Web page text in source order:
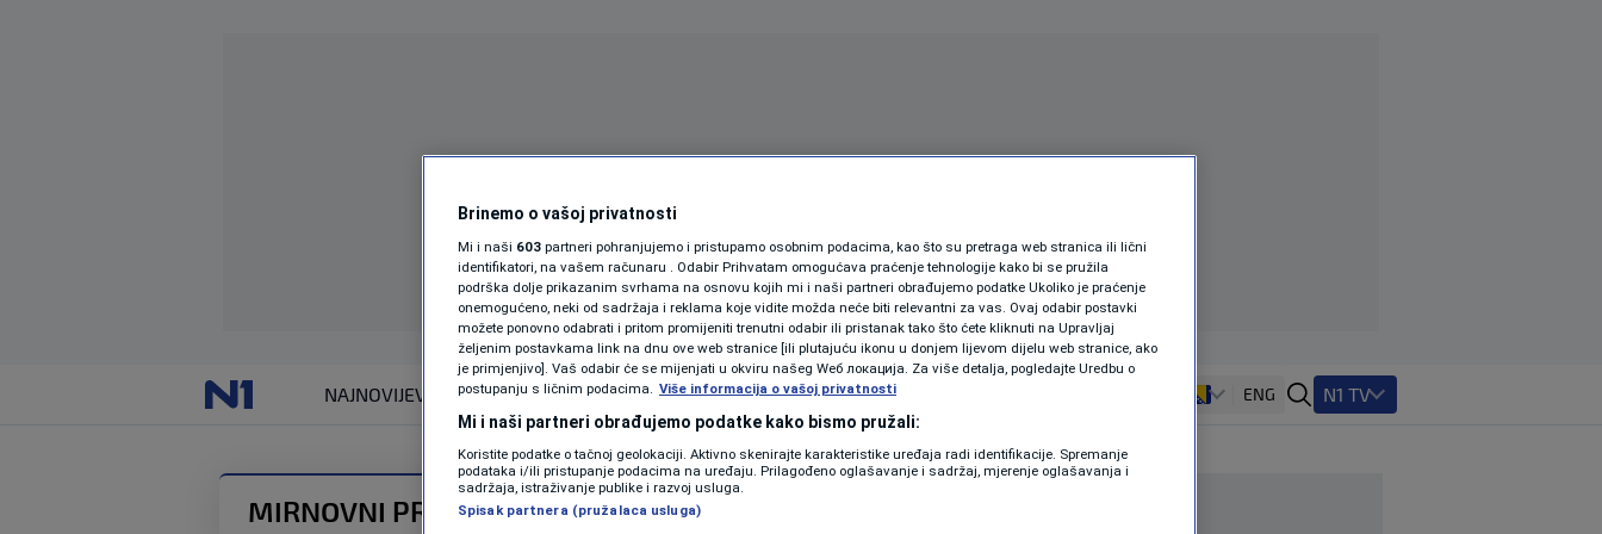
NAJNOVIJEVIJESTI SPORTSVIJET MAGAZIN
ZDRAVLJE
ENG N1 TV
MIRNOVNI PREGOVORI
Brinemo o vašoj privatnosti
Mi i naši 603 partneri pohranjujemo i pristupamo osobnim podacima, kao što su pretraga web stranica ili lični
identifikatori, na vašem računaru . Odabir Prihvatam omogućava praćenje tehnologije kako bi se pružila
podrška dolje prikazanim svrhama na osnovu kojih mi i naši partneri obrađujemo podatke Ukoliko je praćenje
onemogućeno, neki od sadržaja i reklama koje vidite možda neće biti relevantni za vas. Ovaj odabir postavki
možete ponovno odabrati i pritom promijeniti trenutni odabir ili pristanak tako što ćete kliknuti na Upravljaj
željenim postavkama link na dnu ove web stranice [ili plutajuću ikonu u donjem lijevom dijelu web stranice, ako
je primjenjivo]. Vaš odabir će se mijenjati u okviru našeg Wеб локација. Za više detalja, pogledajte Uredbu o
postupanju s ličnim podacima. Više informacija o vašoj privatnosti
Mi i naši partneri obrađujemo podatke kako bismo pružali:
Koristite podatke o tačnoj geolokaciji. Aktivno skenirajte karakteristike uređaja radi identifikacije. Spremanje
podataka i/ili pristupanje podacima na uređaju. Prilagođeno oglašavanje i sadržaj, mjerenje oglašavanja i
sadržaja, istraživanje publike i razvoj usluga.
Spisak partnera (pružalaca usluga)